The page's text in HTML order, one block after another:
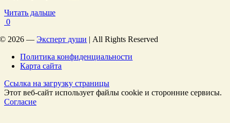
Читать дальше
0
© 2026 —Эксперт души | All Rights Reserved
Политика конфиденциальности
Карта сайта
Ссылка на загрузку страницы
Этот веб-сайт использует файлы cookie и сторонние сервисы.
Согласие